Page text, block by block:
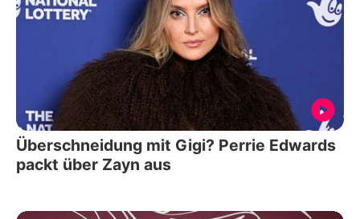
Überschneidung mit Gigi? Perrie Edwards
packt über Zayn aus